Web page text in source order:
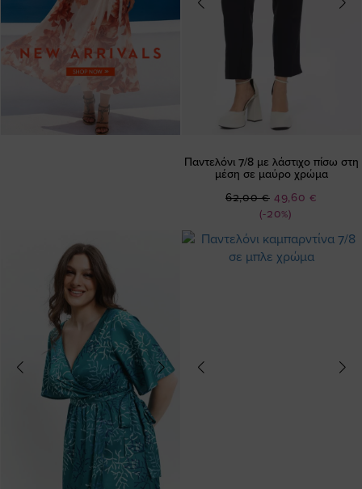
Παντελόνι 7/8 με λάστιχο πίσω στη
μέση σε μαύρο χρώμα
(-20%)
Ειδική
Τιμή
49,60 €
62,00 €